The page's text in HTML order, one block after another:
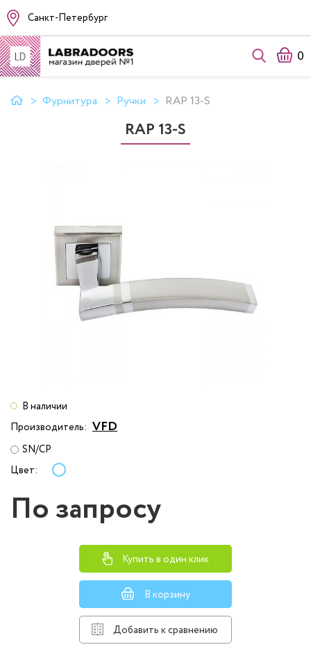
Санкт-Петербург
0
Фурнитура Ручки RAP 13-S
RAP 13-S
В наличии
Производитель: VFD
SN/CP
Цвет:
По запросу
Купить в один клик
В корзину
Добавить к сравнению